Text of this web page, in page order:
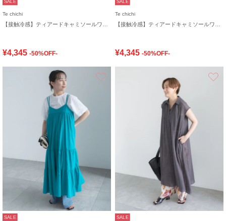
SALE
Te chichi
¥4,345 -50%OFF-
SALE
Te chichi
¥4,345 -50%OFF-
SALE SALE